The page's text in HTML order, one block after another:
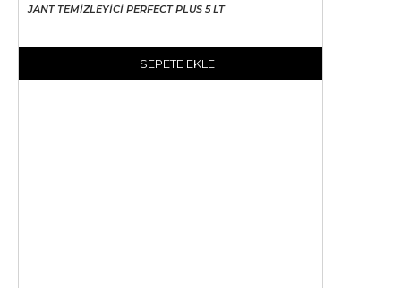
JANT TEMİZLEYİCİ PERFECT PLUS 5 LT
SEPETE EKLE